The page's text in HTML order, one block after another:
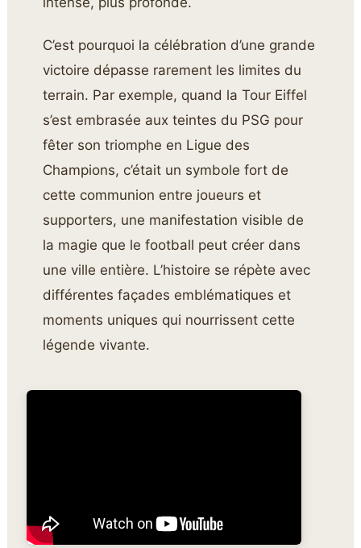
C’est pourquoi la célébration d’une grande
victoire dépasse rarement les limites du
terrain. Par exemple, quand la Tour Eiffel
s’est embrasée aux teintes du PSG pour
fêter son triomphe en Ligue des
Champions, c’était un symbole fort de
cette communion entre joueurs et
supporters, une manifestation visible de
la magie que le football peut créer dans
une ville entière. L’histoire se répète avec
différentes façades emblématiques et
moments uniques qui nourrissent cette
légende vivante.